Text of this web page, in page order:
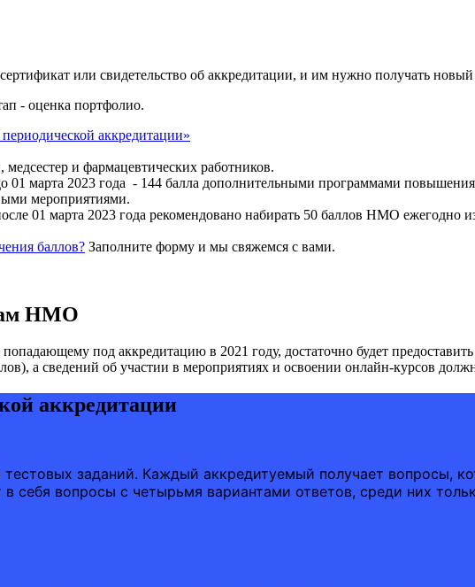
или свидетельство об аккредитации, и им нужно получать
- оценка портфолио.
аккредитации»
и фармацевтических работников.
01 марта 2023 года - 144 балла дополнительными программами
мероприятиями.
01 марта 2023 года рекомендовано набирать 50 баллов НМО
баллов? Заполните форму и мы свяжемся с вами.
НМО
под аккредитацию в 2021 году, достаточно будет
а сведений об участии в мероприятиях и освоении онлайн-курсов
аккредитации
заданий. Каждый аккредитуемый получает вопросы,
себя вопросы с четырьмя вариантами ответов, среди них